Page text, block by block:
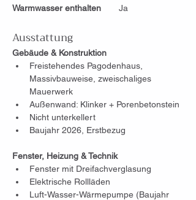
Warmwasser enthalten
Ja
Ausstattung
Gebäude & Konstruktion
Freistehendes Pagodenhaus,
Massivbauweise, zweischaliges
Mauerwerk
Außenwand: Klinker + Porenbetonstein
Nicht unterkellert
Baujahr 2026, Erstbezug
Fenster, Heizung & Technik
Fenster mit Dreifachverglasung
Elektrische Rollläden
Luft-Wasser-Wärmepumpe (Baujahr